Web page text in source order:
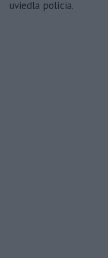
uviedla polícia.